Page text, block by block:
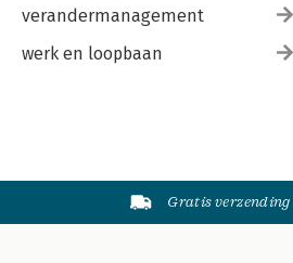
verandermanagement
werk en loopbaan
Gratis